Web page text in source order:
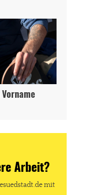
Arbeit?
mit